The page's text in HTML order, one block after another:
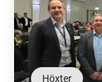
Höxter